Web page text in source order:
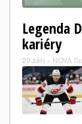
Legenda
kariéry
20.září » NOVA